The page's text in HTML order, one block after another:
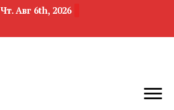
Чт. Авг 6th, 2026